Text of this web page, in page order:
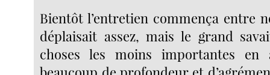
Bientôt l’entretien commença entre
déplaisait assez, mais le grand
choses les moins importantes en